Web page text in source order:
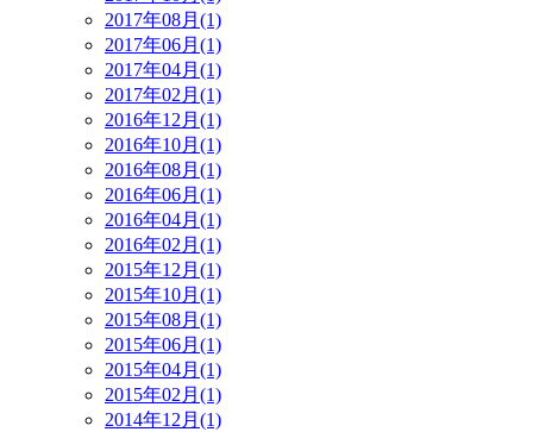
2017年08月(1)
2017年06月(1)
2017年04月(1)
2017年02月(1)
2016年12月(1)
2016年10月(1)
2016年08月(1)
2016年06月(1)
2016年04月(1)
2016年02月(1)
2015年12月(1)
2015年10月(1)
2015年08月(1)
2015年06月(1)
2015年04月(1)
2015年02月(1)
2014年12月(1)